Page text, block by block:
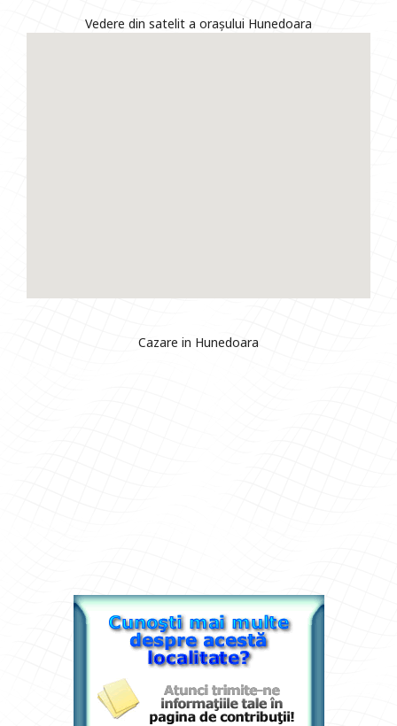
Vedere din satelit a orașului Hunedoara
Cazare in Hunedoara